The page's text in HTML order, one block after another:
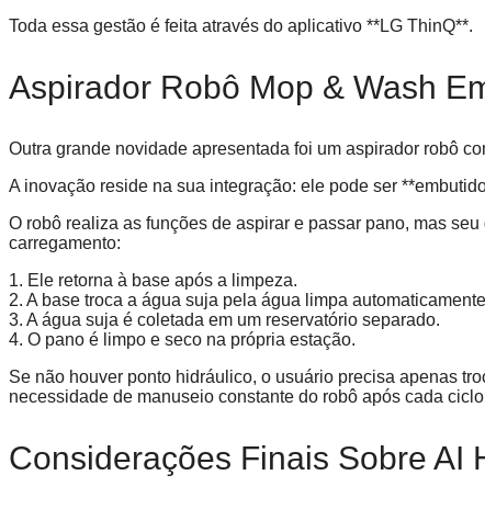
Toda essa gestão é feita através do aplicativo **LG ThinQ**.
Aspirador Robô Mop & Wash
Outra grande novidade apresentada foi um aspirador robô
A inovação reside na sua integração: ele pode ser
O robô realiza as funções de aspirar e passar pano, mas
carregamento:
1. Ele retorna à base após a limpeza.
2. A base troca a água suja pela água limpa
3. A água suja é coletada em um reservatório separado.
4. O pano é limpo e seco na própria estação.
Se não houver ponto hidráulico, o usuário precisa apenas
necessidade de manuseio constante do robô após cada
Considerações Finais Sobre AI